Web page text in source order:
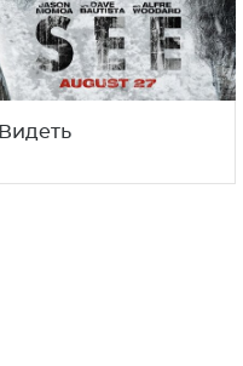
Видеть